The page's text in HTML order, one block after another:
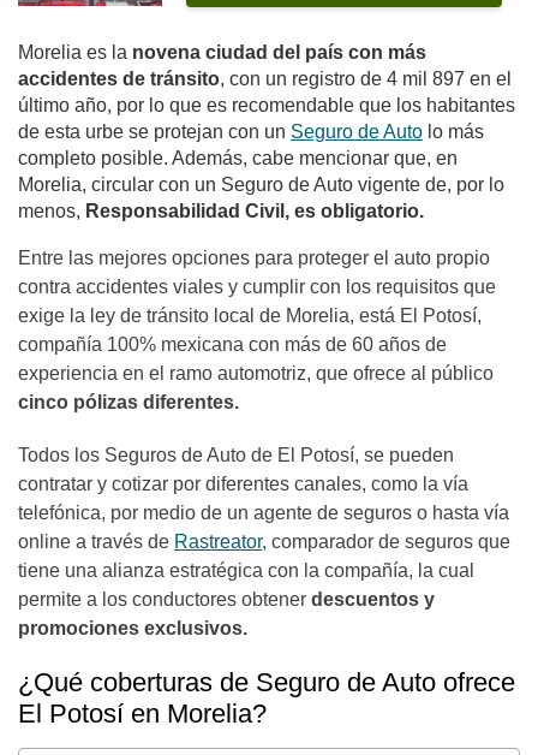
Morelia es la novena ciudad del país con más
accidentes de tránsito, con un registro de 4 mil 897 en el
último año, por lo que es recomendable que los habitantes
de esta urbe se protejan con un Seguro de Auto lo más
completo posible. Además, cabe mencionar que, en
Morelia, circular con un Seguro de Auto vigente de, por lo
menos, Responsabilidad Civil, es obligatorio.
Entre las mejores opciones para proteger el auto propio
contra accidentes viales y cumplir con los requisitos que
exige la ley de tránsito local de Morelia, está El Potosí,
compañía 100% mexicana con más de 60 años de
experiencia en el ramo automotriz, que ofrece al público
cinco pólizas diferentes.
Todos los Seguros de Auto de El Potosí, se pueden
contratar y cotizar por diferentes canales, como la vía
telefónica, por medio de un agente de seguros o hasta vía
online a través de Rastreator, comparador de seguros que
tiene una alianza estratégica con la compañía, la cual
permite a los conductores obtener descuentos y
promociones exclusivos.
¿Qué coberturas de Seguro de Auto ofrece
El Potosí en Morelia?